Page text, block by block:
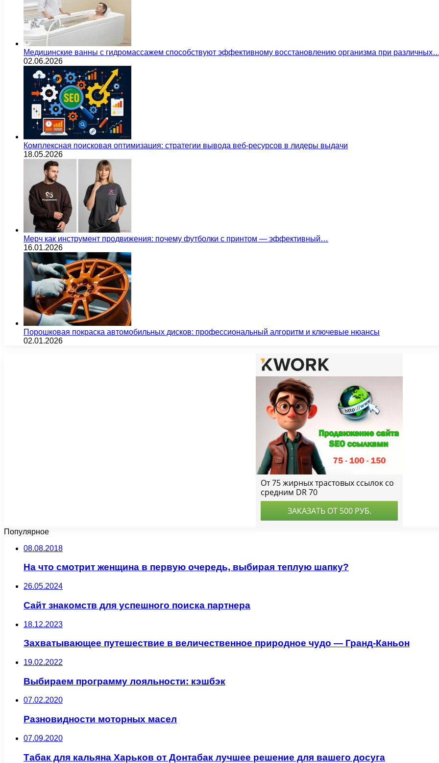
Медицинские ванны с гидромассажем способствуют эффективному восстановлению организма при
02.06.2026
Комплексная поисковая оптимизация: стратегии вывода веб-ресурсов в лидеры выдачи
18.05.2026
Мерч как инструмент продвижения: почему футболки с принтом — эффективный…
16.01.2026
Порошковая покраска автомобильных дисков: профессиональный алгоритм и ключевые нюансы
02.01.2026
Популярное
08.08.2018
На что смотрит женщина в первую очередь, выбирая теплую шапку?
26.05.2024
Сайт знакомств для успешного поиска партнера
18.12.2023
Захватывающее путешествие в величественное природное чудо — Гранд-Каньон
19.02.2022
Выбираем программу лояльности: кэшбэк
07.02.2020
Разновидности моторных масел
07.09.2020
Табак для кальяна Харьков от Донтабак лучшее решение для вашего досуга